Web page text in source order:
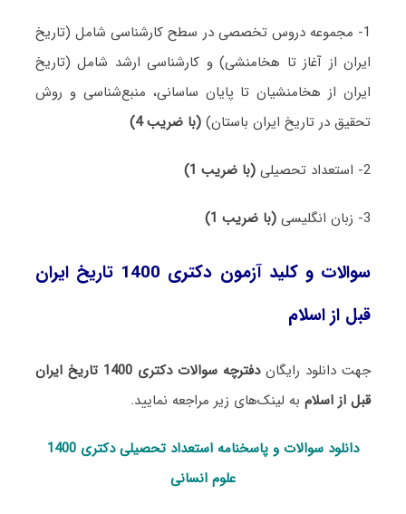
1- مجموعه دروس تخصصی در سطح کارشناسی شامل (تاریخ
ایران از آغاز تا هخامنشی) و کارشناسی ارشد شامل (تاریخ
ایران از هخامنشیان تا پایان ساسانی، منبع‌شناسی و روش
تحقیق در تاریخ ایران باستان) (با ضریب 4)
2- استعداد تحصیلی (با ضریب 1)
3- زبان انگلیسی (با ضریب 1)
سوالات و کلید آزمون دکتری 1400 تاریخ ایران
قبل از اسلام
جهت دانلود رایگان
دفترچه سوالات دکتری 1400 تاریخ ایران
قبل از اسلامبه لینک‌های زیر مراجعه نمایید.
دانلود سوالات و پاسخنامه استعداد تحصیلی دکتری 1400
علوم انسانی